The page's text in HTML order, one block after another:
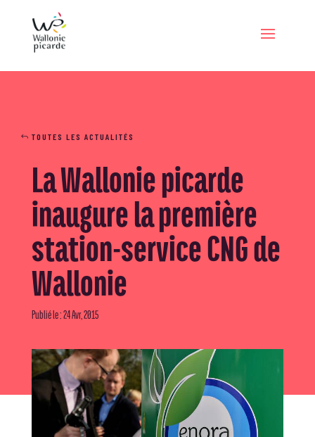
TOUTES LES ACTUALITÉS
La Wallonie picarde
inaugure la première
station-service CNG de
Wallonie
Publié le : 24 Avr, 2015